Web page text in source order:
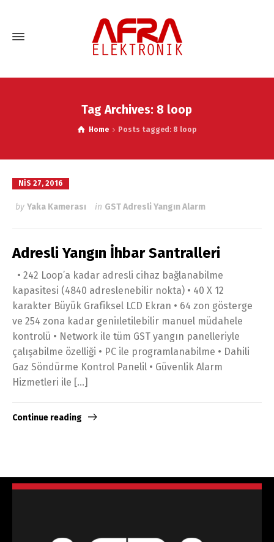
Tag Archives: 8 loop
Home Posts tagged: 8 loop
NIS 27, 2016
by Yaka Kamerası in GST Adresli Yangın Alarm
Adresli Yangın İhbar Santralleri
• 242 Loop’a kadar adresli cihaz bağlanabilme
kapasitesi (4840 adreslenebilir nokta) • 40 X 12
karakter Büyük Grafiksel LCD Ekran • 64 zon gösterge
ve 254 zona kadar geniıletilebilir manuel müdahele
kontrolü • Network ile tüm GST yangın panelleriyle
çalışabilme özelliği • PC ile programlanabilme • Dahili
Gaz Söndürme Kontrol Panelil • Güvenlik Alarm
Hizmetleri ile […]
Continue reading